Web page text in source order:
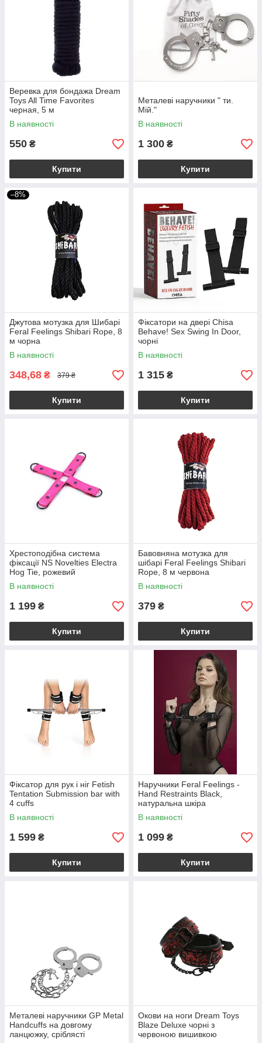
Веревка для бондажа Dream
Toys All Time Favorites
черная, 5 м
В наявності
550 ₴
Купити
Металеві наручники " ти.
Мій."
В наявності
1 300 ₴
Купити
–8%
Джутова мотузка для Шибарі
Feral Feelings Shibari Rope, 8
м чорна
В наявності
348,68 ₴ 379 ₴
Купити
Фіксатори на двері Chisa
Behave! Sex Swing In Door,
чорні
В наявності
1 315 ₴
Купити
Хрестоподібна система
фіксації NS Novelties Electra
Hog Tie, рожевий
В наявності
1 199 ₴
Купити
Бавовняна мотузка для
шібарі Feral Feelings Shibari
Rope, 8 м червона
В наявності
379 ₴
Купити
Фіксатор для рук і ніг Fetish
Tentation Submission bar with
4 cuffs
В наявності
1 599 ₴
Купити
Наручники Feral Feelings -
Hand Restraints Black,
натуральна шкіра
В наявності
1 099 ₴
Купити
Металеві наручники GP Metal
Handcuffs на довгому
ланцюжку, сріблясті
Окови на ноги Dream Toys
Blaze Deluxe чорні з
червоною вишивкою